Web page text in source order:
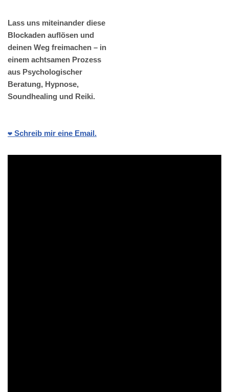
Lass uns miteinander diese
Blockaden auflösen und
deinen Weg freimachen – in
einem achtsamen Prozess
aus Psychologischer
Beratung, Hypnose,
Soundhealing und Reiki.
❤️ Schreib mir eine Email.